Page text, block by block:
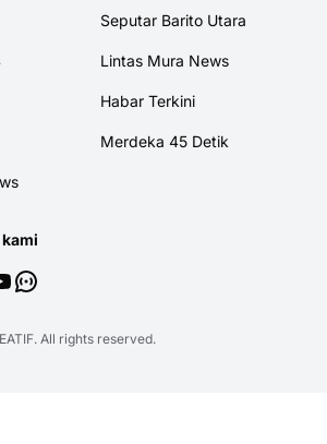
Seputar Barito Utara
Lintas Mura News
Habar Terkini
Merdeka 45 Detik
. All rights reserved.